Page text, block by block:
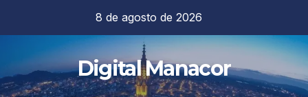
contenido
8 de agosto de 2026
Digital Manacor